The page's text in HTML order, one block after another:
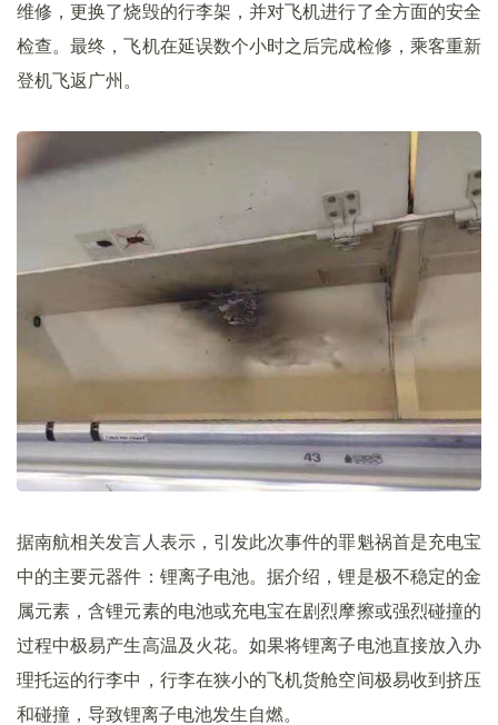
维修，更换了烧毁的行李架，并对飞机进行了全方面的安全
检查。最终，飞机在延误数个小时之后完成检修，乘客重新
登机飞返广州。
据南航相关发言人表示，引发此次事件的罪魁祸首是充电宝
中的主要元器件：锂离子电池。据介绍，锂是极不稳定的金
属元素，含锂元素的电池或充电宝在剧烈摩擦或强烈碰撞的
过程中极易产生高温及火花。如果将锂离子电池直接放入办
理托运的行李中，行李在狭小的飞机货舱空间极易收到挤压
和碰撞，导致锂离子电池发生自燃。